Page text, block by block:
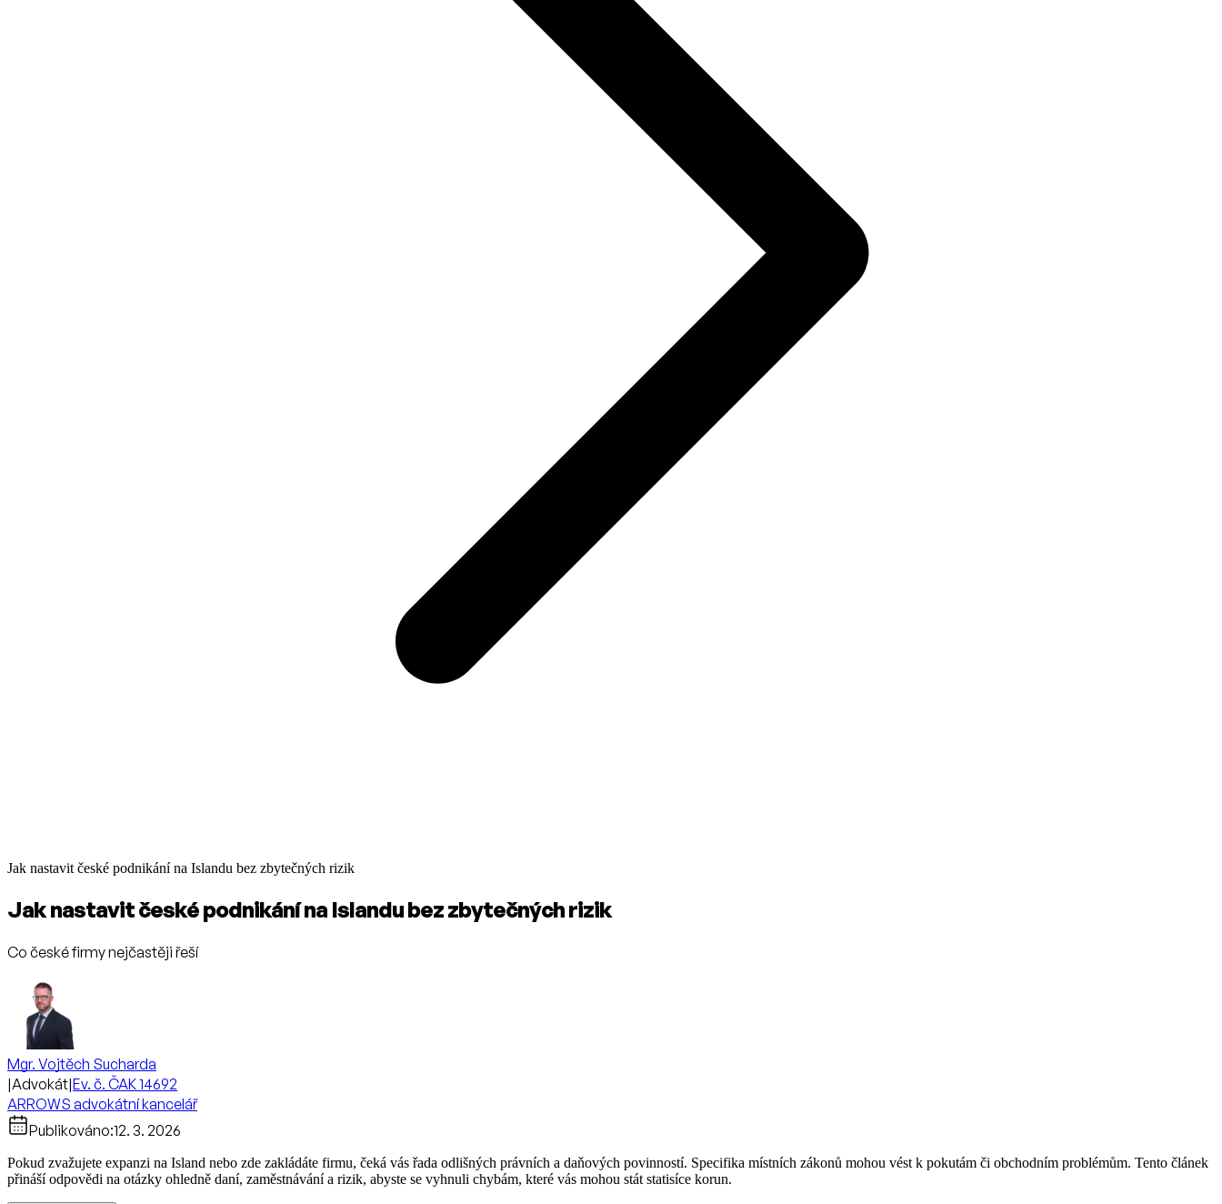
Jak nastavit české podnikání na Islandu bez zbytečných rizik
Jak nastavit české podnikání na Islandu bez zbytečných rizik
Co české firmy nejčastěji řeší
Mgr. Vojtěch Sucharda
|Advokát|Ev. č. ČAK 14692
ARROWS advokátní kancelář
Publikováno:12. 3. 2026
Pokud zvažujete expanzi na Island nebo zde zakládáte firmu, čeká vás řada odlišných právních a daňových povinností. Specifika místních zákonů mohou vést k pokutám či obchodním problémům. Tento článek
přináší odpovědi na otázky ohledně daní, zaměstnávání a rizik, abyste se vyhnuli chybám, které vás mohou stát statisíce korun.